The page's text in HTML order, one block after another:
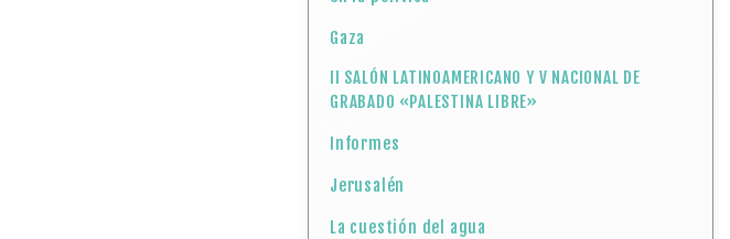
Gaza
II SALÓN LATINOAMERICANO Y V NACIONAL DE
GRABADO «PALESTINA LIBRE»
Informes
Jerusalén
La cuestión del agua